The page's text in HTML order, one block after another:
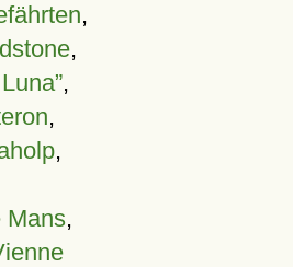
,
,
,
,
,
Mans,